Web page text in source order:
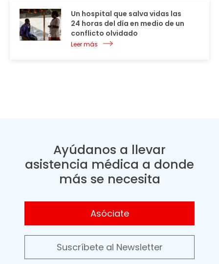
Un hospital que salva vidas las
24 horas del día en medio de un
conflicto olvidado
Leer más
Ayúdanos a llevar
asistencia médica a donde
más se necesita
Asóciate
Suscríbete al Newsletter